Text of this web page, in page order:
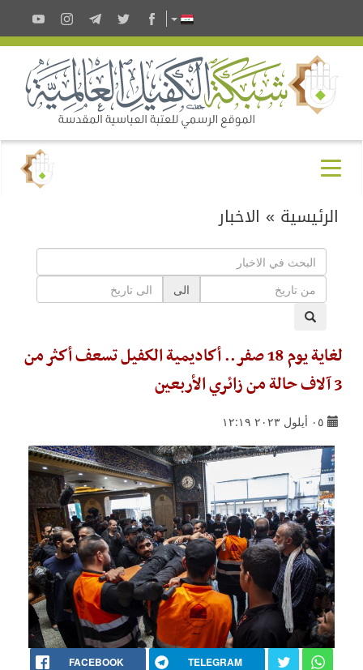
الرئيسية » الاخبار
الى
لغاية يوم 18 صفر.. أكاديمية الكفيل تسعف أكثر من
3 آلاف حالة من زائري الأربعين
٠٥ أيلول ٢٠٢٣ ١٢:١٩
FACEBOOK TELEGRAM